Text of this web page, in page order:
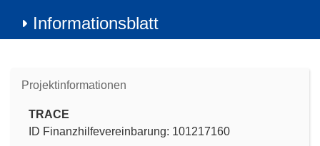
Informationsblatt
Projektinformationen
TRACE
ID Finanzhilfevereinbarung: 101217160